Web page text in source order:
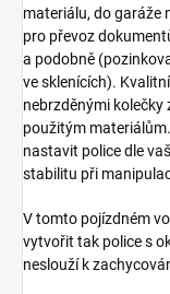
materiálu, do garáže
pro převoz
a podobně
ve sklenících).
nebrzděnými
použitým
nastavit police dle
stabilitu při
V tomto pojízdném
vytvořit tak police s
neslouží k